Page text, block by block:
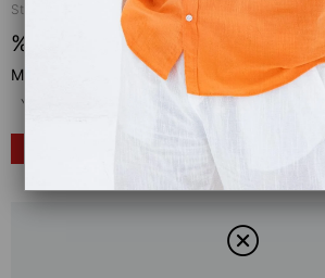
Stok Kodu
%100 Pamuk/Likra Kumaş
Marka
Yorumlar
₺149,00